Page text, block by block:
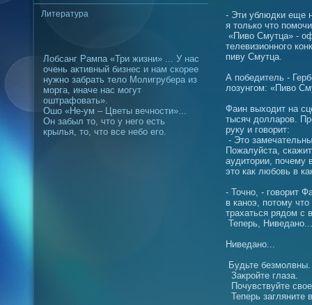
Литература
Лобсанг Рампа «Три жизни» ... У нас
очень активный бизнес и нам скорее
нужно забрать тело Молигрубера из
морга, иначе нас могут
оштрафовать».
Ошо «Не-ум – Цветы вечности»...
Он забыл то, что у него есть
крылья, то, что все небо его.
- Эти ублюдки еще
я только что
«Пиво Смутца» -
телевизионного
пиву Смутца.
А победитель -
лозунгом: «Пиво
Фаин выходит на
тысяч долларов.
руку и говорит:
- Это
Пожалуйста,
аудитории, почему
это как любовь в
- Точно, - говорит
в каноэ, потому
трахаться рядом с
Теперь, Ниведано...
Ниведано...
Будьте
Закройте глаза.
Почувствуйте
Теперь загляните